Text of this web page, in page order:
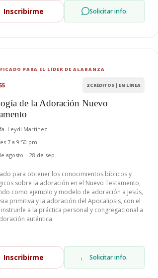
Inscribirme Solicitar info.
PARA EL LÍDER DE ALABANZA
2 CRÉDITOS | EN LÍNEA
de la Adoración Nuevo
Leydi Martínez
7 a 9:50 pm
agosto – 28 de sep.
para obtener los conocimientos bíblicos y
sobre la adoración en el Nuevo Testamento,
como ejemplo y modelo de adoración a Jesús,
primitiva y la adoración del Apocalipsis, con el
a la práctica personal y congregacional a
auténtica.
Inscribirme Solicitar info.